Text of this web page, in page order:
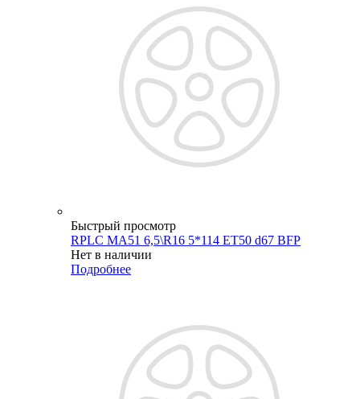
Быстрый просмотр
RPLC MA51 6,5\R16 5*114 ET50 d67 BFP
Нет в наличии
Подробнее